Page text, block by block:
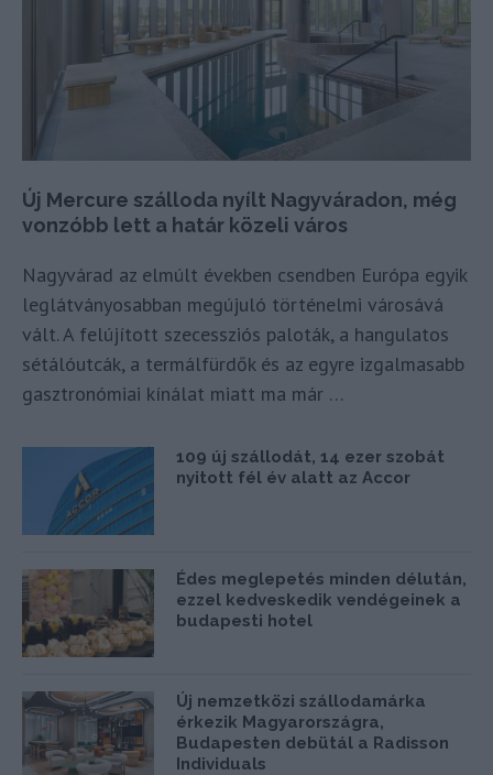
Új Mercure szálloda nyílt Nagyváradon, még
vonzóbb lett a határ közeli város
Nagyvárad az elmúlt években csendben Európa egyik
leglátványosabban megújuló történelmi városává
vált. A felújított szecessziós paloták, a hangulatos
sétálóutcák, a termálfürdők és az egyre izgalmasabb
gasztronómiai kínálat miatt ma már …
109 új szállodát, 14 ezer szobát
nyitott fél év alatt az Accor
Édes meglepetés minden délután,
ezzel kedveskedik vendégeinek a
budapesti hotel
Új nemzetközi szállodamárka
érkezik Magyarországra,
Budapesten debütál a Radisson
Individuals